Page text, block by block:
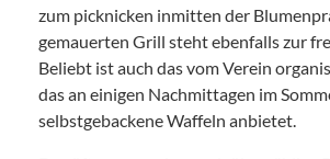
zum picknicken inmitten der
gemauerten Grill steht ebenfalls zur
Beliebt ist auch das vom Verein
das an einigen Nachmittagen im
selbstgebackene Waffeln anbietet.